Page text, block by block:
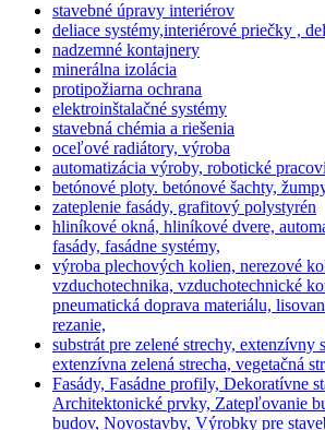
stavebné úpravy interiérov
deliace systémy,interiérové priečky ,
nadzemné kontajnery
minerálna izolácia
protipožiarna ochrana
elektroinštalačné systémy
stavebná chémia a riešenia
oceľové radiátory, výroba
automatizácia výroby, robotické
betónové ploty. betónové šachty,
zateplenie fasády, grafitový polystyrén
hliníkové okná, hliníkové dvere,
fasády, fasádne systémy,
výroba plechových kolien, nerezové
vzduchotechnika, vzduchotechnické
pneumatická doprava materiálu,
rezanie,
substrát pre zelené strechy, extenzívny
extenzívna zelená strecha, vegetačná
Fasády, Fasádne profily, Dekoratívne
Architektonické prvky, Zatepľovanie
budov, Novostavby, Výrobky pre